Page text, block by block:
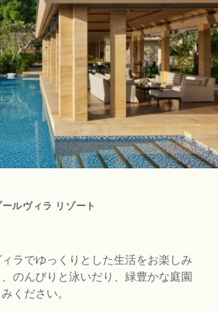
ルヴィラ リゾート
ラでゆっくりとした生活をお楽しみ
のんびりと泳いだり、緑豊かな庭園
ください。